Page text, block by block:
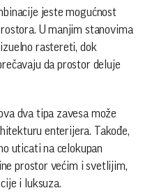
jeste mogućnost
U manjim stanovima
rastereti, dok
da prostor deluje
dva tipa zavesa može
enterijera. Takođe,
uticati na celokupan
prostor većim i svetlijim,
i luksuza.